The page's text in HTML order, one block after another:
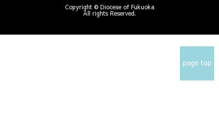
page top
Copyright © Diocese of Fukuoka
All rights Reserved.